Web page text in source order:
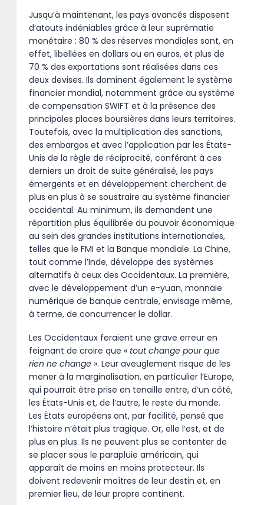
Jusqu’à maintenant, les pays avancés disposent
d’atouts indéniables grâce à leur suprématie
monétaire : 80 % des réserves mondiales sont, en
effet, libellées en dollars ou en euros, et plus de
70 % des exportations sont réalisées dans ces
deux devises. Ils dominent également le système
financier mondial, notamment grâce au système
de compensation SWIFT et à la présence des
principales places boursières dans leurs territoires.
Toutefois, avec la multiplication des sanctions,
des embargos et avec l’application par les États-
Unis de la règle de réciprocité, conférant à ces
derniers un droit de suite généralisé, les pays
émergents et en développement cherchent de
plus en plus à se soustraire au système financier
occidental. Au minimum, ils demandent une
répartition plus équilibrée du pouvoir économique
au sein des grandes institutions internationales,
telles que le FMI et la Banque mondiale. La Chine,
tout comme l’Inde, développe des systèmes
alternatifs à ceux des Occidentaux. La première,
avec le développement d’un e-yuan, monnaie
numérique de banque centrale, envisage même,
à terme, de concurrencer le dollar.
Les Occidentaux feraient une grave erreur en
feignant de croire que « tout change pour que
rien ne change ». Leur aveuglement risque de les
mener à la marginalisation, en particulier l’Europe,
qui pourrait être prise en tenaille entre, d’un côté,
les États-Unis et, de l’autre, le reste du monde.
Les États européens ont, par facilité, pensé que
l’histoire n’était plus tragique. Or, elle l’est, et de
plus en plus. Ils ne peuvent plus se contenter de
se placer sous le parapluie américain, qui
apparaît de moins en moins protecteur. Ils
doivent redevenir maîtres de leur destin et, en
premier lieu, de leur propre continent.